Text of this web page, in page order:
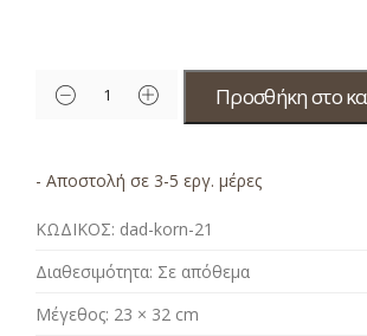
Προσθήκη στο
- Αποστολή σε 3-5 εργ. μέρες
ΚΩΔΙΚΟΣ: dad-korn-21
Διαθεσιμότητα: Σε απόθεμα
Μέγεθος: 23 × 32 cm